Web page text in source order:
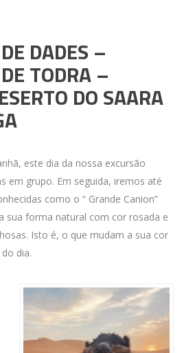
DADES –
TODRA –
DO SAARA
este dia da nossa excursão
em grupo. Em seguida, iremos até
como o “ Grande Canion”
sua forma natural com cor rosada e
Isto é, o que mudam a sua cor
dia.